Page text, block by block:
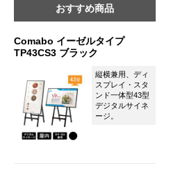
おすすめ商品
Comabo イーゼルタイプ
TP43CS3 ブラック
縦横兼用、ディ
スプレイ・スタ
ンド一体型43型
デジタルサイネ
ージ。